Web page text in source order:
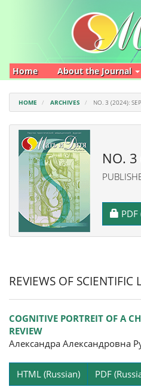
Navigation
Home About the Journal
HOME ARCHIVES NO. 3 (2024):
NO.
PDF
REVIEWS OF SCIENTIFIC
COGNITIVE PORTREIT OF A
REVIEW
Александра Александровна
HTML (Russian) PDF